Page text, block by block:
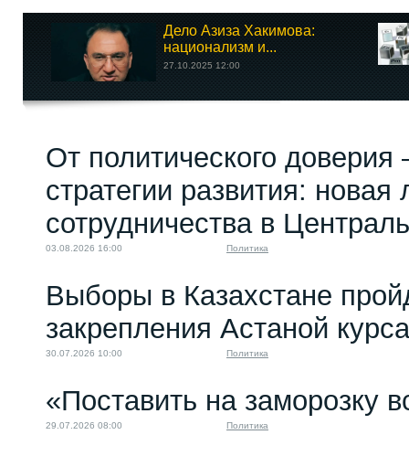
Дело Азиза Хакимова:
национализм и...
27.10.2025 12:00
От политического
стратегии развития: новая
сотрудничества в
03.08.2026 16:00 Политика
Выборы в Казахстане
закрепления Астаной
30.07.2026 10:00 Политика
«Поставить на заморозку
29.07.2026 08:00 Политика